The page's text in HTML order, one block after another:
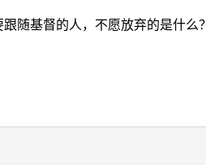
随基督的人，不愿放弃的是什么？